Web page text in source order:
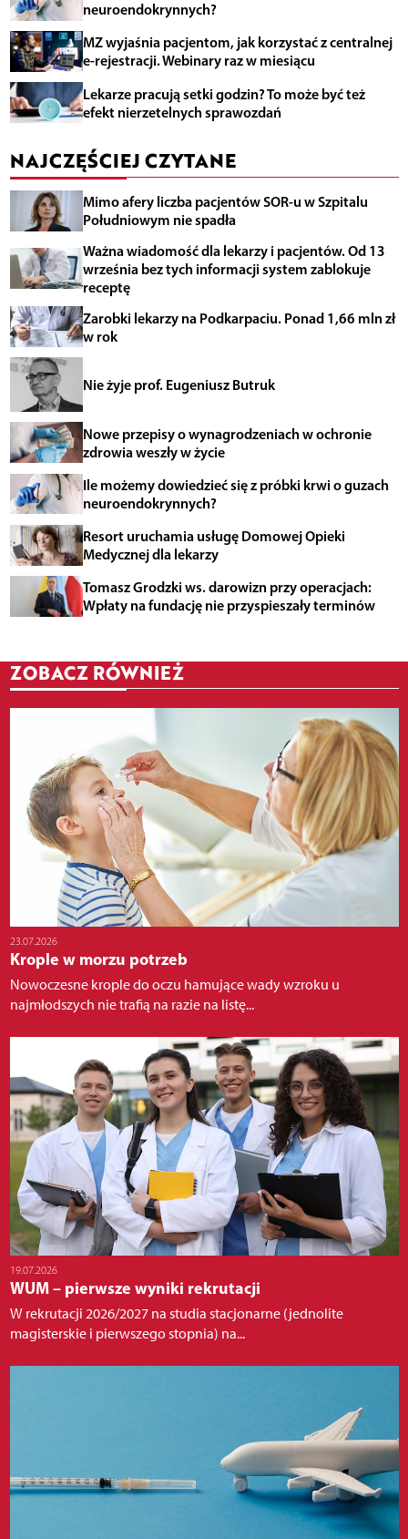
neuroendokrynnych?
MZ wyjaśnia pacjentom, jak korzystać z centralnej
e-rejestracji. Webinary raz w miesiącu
Lekarze pracują setki godzin? To może być też
efekt nierzetelnych sprawozdań
NAJCZĘŚCIEJ CZYTANE
Mimo afery liczba pacjentów SOR-u w Szpitalu
Południowym nie spadła
Ważna wiadomość dla lekarzy i pacjentów. Od 13
września bez tych informacji system zablokuje
receptę
Zarobki lekarzy na Podkarpaciu. Ponad 1,66 mln zł
w rok
Nie żyje prof. Eugeniusz Butruk
Nowe przepisy o wynagrodzeniach w ochronie
zdrowia weszły w życie
Ile możemy dowiedzieć się z próbki krwi o guzach
neuroendokrynnych?
Resort uruchamia usługę Domowej Opieki
Medycznej dla lekarzy
Tomasz Grodzki ws. darowizn przy operacjach:
Wpłaty na fundację nie przyspieszały terminów
ZOBACZ RÓWNIEŻ
23.07.2026
Krople w morzu potrzeb
Nowoczesne krople do oczu hamujące wady wzroku u
najmłodszych nie trafią na razie na listę...
19.07.2026
WUM – pierwsze wyniki rekrutacji
W rekrutacji 2026/2027 na studia stacjonarne (jednolite
magisterskie i pierwszego stopnia) na...